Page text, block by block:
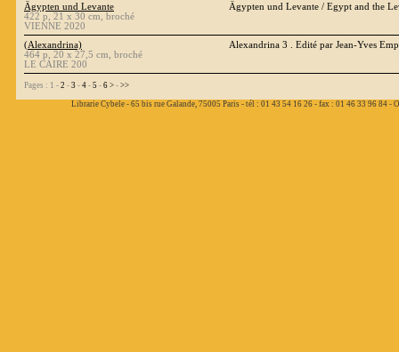
Ägypten und Levante
422 p, 21 x 30 cm, broché
VIENNE 2020
Ägypten und Levante / Egypt and the
(Alexandrina)
464 p, 20 x 27,5 cm, broché
LE CAIRE 200
Alexandrina 3 . Edité par Jean-Yves
Pages : 1 - 2 - 3 - 4 - 5 - 6 > - >>
Librarie Cybele - 65 bis rue Galande, 75005 Paris - tél : 01 43 54 16 26 - fax : 01 46 33 96 84